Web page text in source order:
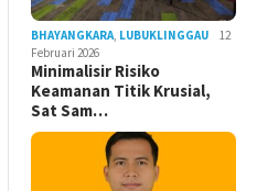
BHAYANGKARA, LUBUKLINGGAU
12
Februari 2026
Minimalisir Risiko
Keamanan Titik Krusial,
Sat Sam…